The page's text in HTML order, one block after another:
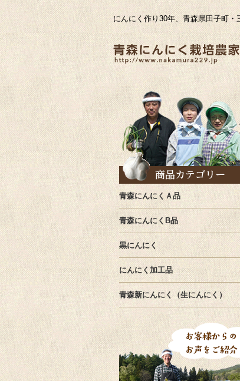
にんにく作り30年、青森県田子町
青森にんにくＡ品
青森にんにくB品
黒にんにく
にんにく加工品
青森新にんにく（生にんにく）